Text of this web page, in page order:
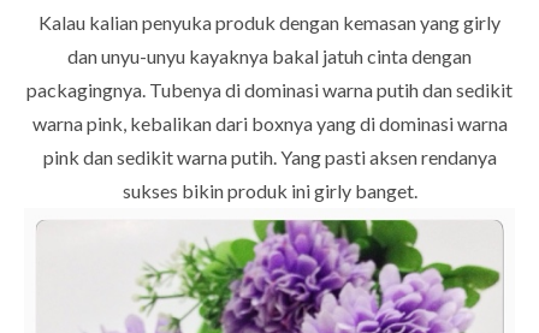
Kalau kalian penyuka produk dengan kemasan yang girly
dan unyu-unyu kayaknya bakal jatuh cinta dengan
packagingnya. Tubenya di dominasi warna putih dan sedikit
warna pink, kebalikan dari boxnya yang di dominasi warna
pink dan sedikit warna putih. Yang pasti aksen rendanya
sukses bikin produk ini girly banget.